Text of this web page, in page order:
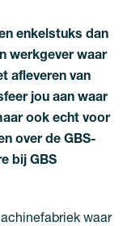
enkelstuks dan
werkgever waar
afleveren van
jou aan waar
ook echt voor
over de GBS-
bij GBS
waar